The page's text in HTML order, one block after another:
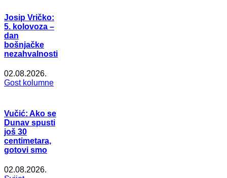
Josip Vričko:
5. kolovoza –
dan
bošnjačke
nezahvalnosti
02.08.2026.
Gost kolumne
Vučić: Ako se
Dunav spusti
još 30
centimetara,
gotovi smo
02.08.2026.